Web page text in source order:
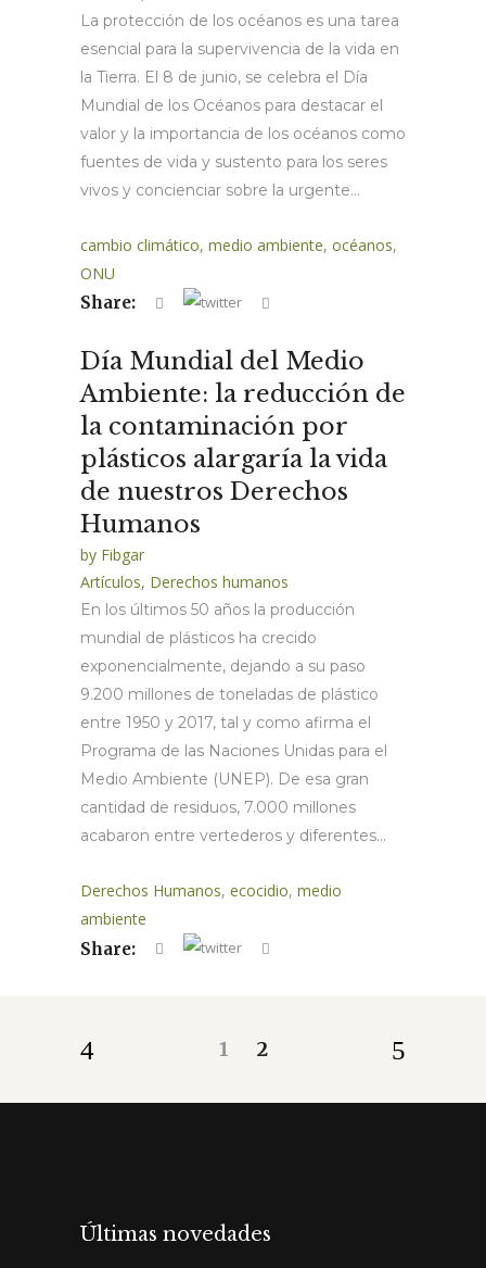
La protección de los océanos es una tarea
esencial para la supervivencia de la vida en
la Tierra. El 8 de junio, se celebra el Día
Mundial de los Océanos para destacar el
valor y la importancia de los océanos como
fuentes de vida y sustento para los seres
vivos y concienciar sobre la urgente...
cambio climático, medio ambiente, océanos,
ONU
Share:
Día Mundial del Medio
Ambiente: la reducción de
la contaminación por
plásticos alargaría la vida
de nuestros Derechos
Humanos
by Fibgar
Artículos, Derechos humanos
En los últimos 50 años la producción
mundial de plásticos ha crecido
exponencialmente, dejando a su paso
9.200 millones de toneladas de plástico
entre 1950 y 2017, tal y como afirma el
Programa de las Naciones Unidas para el
Medio Ambiente (UNEP). De esa gran
cantidad de residuos, 7.000 millones
acabaron entre vertederos y diferentes...
Derechos Humanos, ecocidio, medio
ambiente
Share:
1 2
Últimas novedades